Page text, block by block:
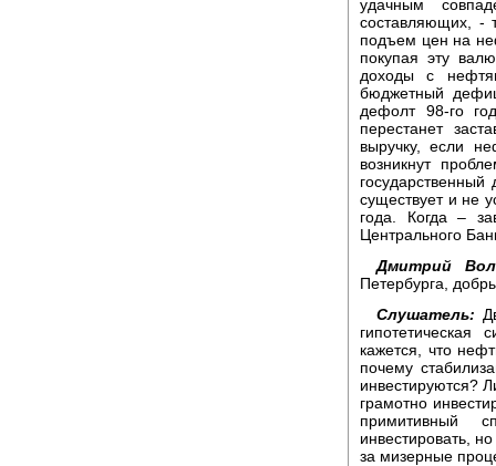
удачным
составляющих, -
подъем цен на
покупая эту
доходы с
бюджетный
дефолт 98-го
перестанет
выручку, если
возникнут
государственный
существует и не
года. Когда –
Центрального
Дмитрий
Петербурга,
Слушатель:
кажется, что
почему
инвестируются?
грамотно
примитивный
инвестировать,
за мизерные